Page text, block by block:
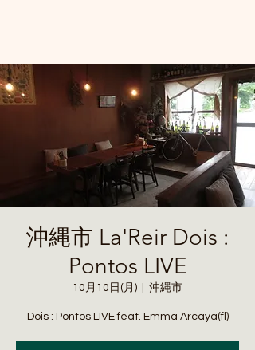
沖縄市 La'Reir Dois :
Pontos LIVE
10月10日(月) 沖縄市
Dois : Pontos LIVE feat. Emma Arcaya(fl)